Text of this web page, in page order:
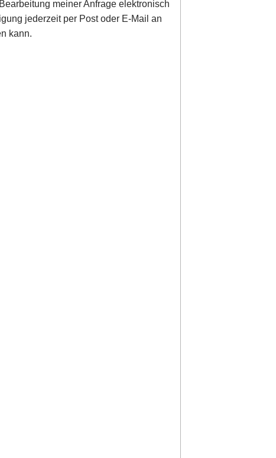
meiner Anfrage elektronisch
jederzeit per Post oder E-Mail an
kann.